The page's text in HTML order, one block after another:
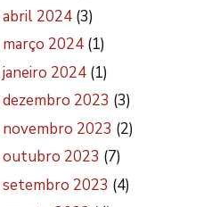
abril 2024 (3)
março 2024 (1)
janeiro 2024 (1)
dezembro 2023 (3)
novembro 2023 (2)
outubro 2023 (7)
setembro 2023 (4)